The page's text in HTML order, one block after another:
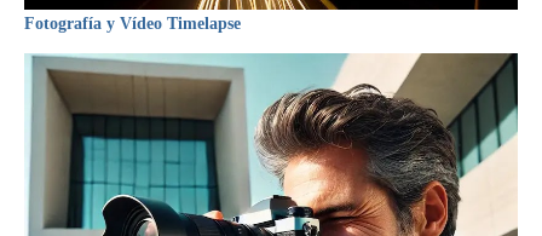
Fotografía y Vídeo Timelapse